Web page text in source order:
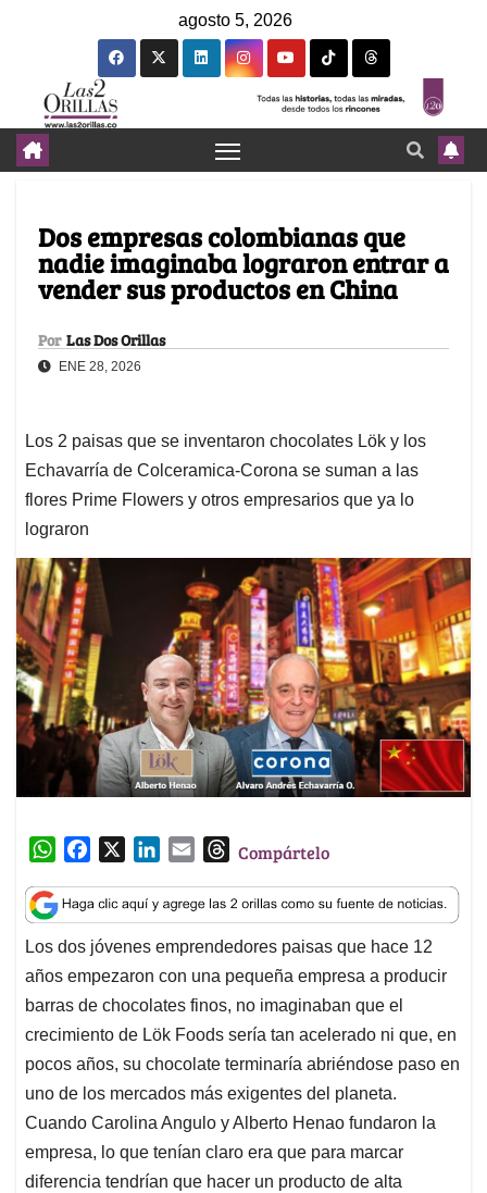
agosto 5, 2026
Dos empresas colombianas que
nadie imaginaba lograron entrar a
vender sus productos en China
Por Las Dos Orillas
ENE 28, 2026
Los 2 paisas que se inventaron chocolates Lök y los
Echavarría de Colceramica-Corona se suman a las
flores Prime Flowers y otros empresarios que ya lo
lograron
W
a
t
s
A
p
p
c
e
b
o
o
k
n
k
e
d
I
n
a
i
l
T
r
e
a
d
s
Compártelo
Los dos jóvenes emprendedores paisas que hace 12
años empezaron con una pequeña empresa a producir
barras de chocolates finos, no imaginaban que el
crecimiento de Lök Foods sería tan acelerado ni que, en
pocos años, su chocolate terminaría abriéndose paso en
uno de los mercados más exigentes del planeta.
Cuando Carolina Angulo y Alberto Henao fundaron la
empresa, lo que tenían claro era que para marcar
diferencia tendrían que hacer un producto de alta